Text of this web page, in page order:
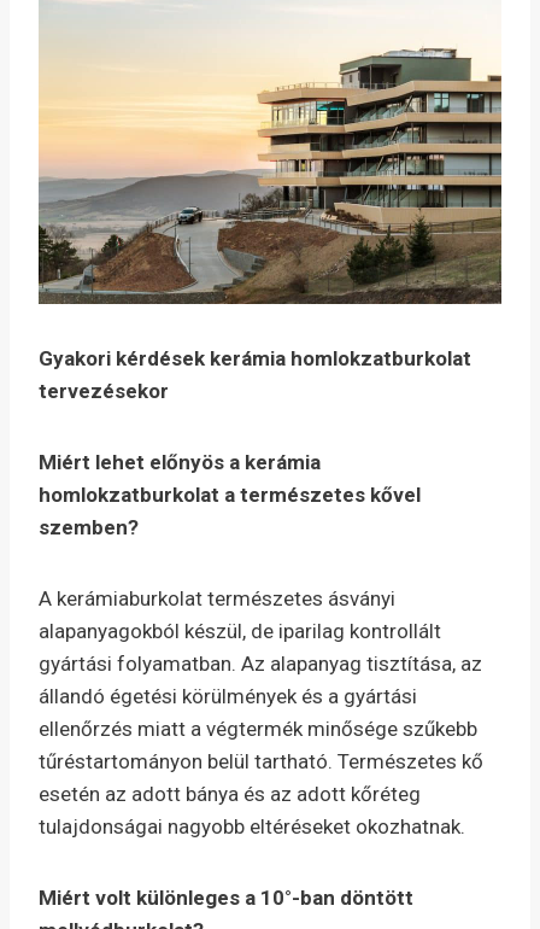
Gyakori kérdések kerámia homlokzatburkolat
tervezésekor
Miért lehet előnyös a kerámia
homlokzatburkolat a természetes kővel
szemben?
A kerámiaburkolat természetes ásványi
alapanyagokból készül, de iparilag kontrollált
gyártási folyamatban. Az alapanyag tisztítása, az
állandó égetési körülmények és a gyártási
ellenőrzés miatt a végtermék minősége szűkebb
tűréstartományon belül tartható. Természetes kő
esetén az adott bánya és az adott kőréteg
tulajdonságai nagyobb eltéréseket okozhatnak.
Miért volt különleges a 10°-ban döntött